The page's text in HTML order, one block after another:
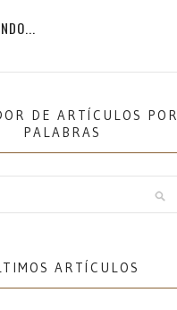
DE ARTÍCULOS POR
PALABRAS
ARTÍCULOS